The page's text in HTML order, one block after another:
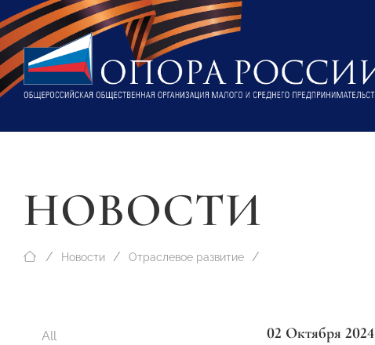
НОВОСТИ
Новости Отраслевое развитие
All
02 Октября 2024